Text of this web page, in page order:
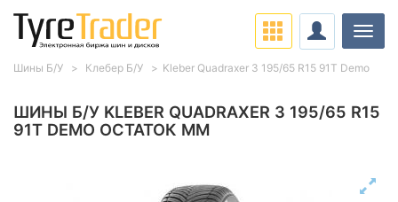
ШИНЫ Б/У KLEBER QUADRAXER 3 195/65 R15
91T DEMO ОСТАТОК ММ
Шины Б/У Клебер Б/У Kleber Quadraxer 3 195/65 R15 91T Demo